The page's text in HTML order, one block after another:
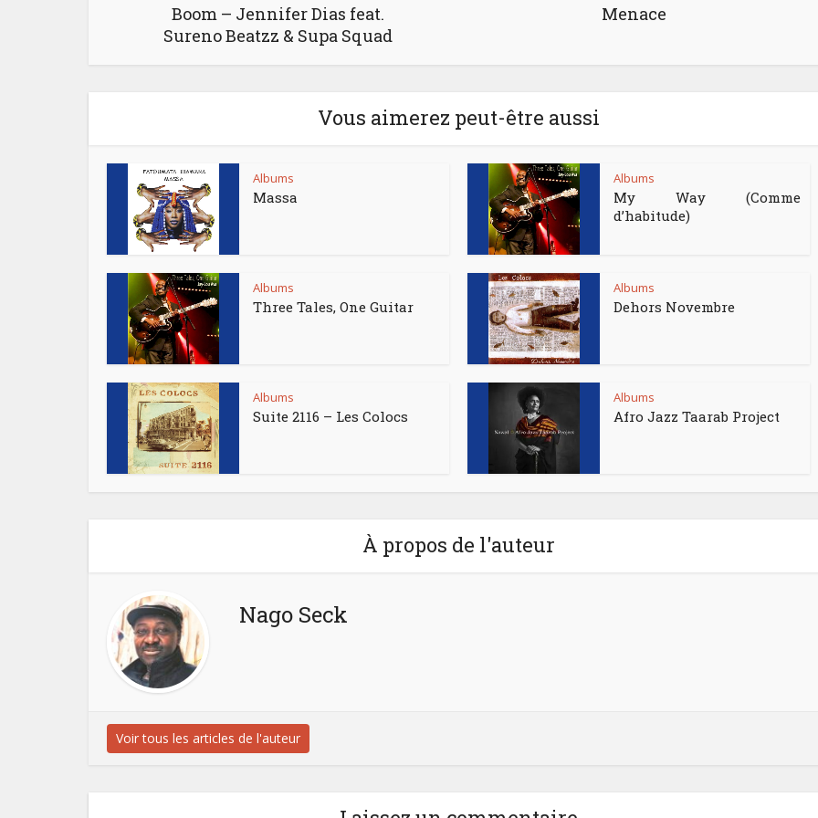
Boom – Jennifer Dias feat.
Sureno Beatzz & Supa Squad
Menace
Vous aimerez peut-être aussi
Albums
Massa
Albums
My Way (Comme
d’habitude)
Albums
Three Tales, One Guitar
Albums
Dehors Novembre
Albums
Suite 2116 – Les Colocs
Albums
Afro Jazz Taarab Project
À propos de l'auteur
Nago Seck
Voir tous les articles de l'auteur